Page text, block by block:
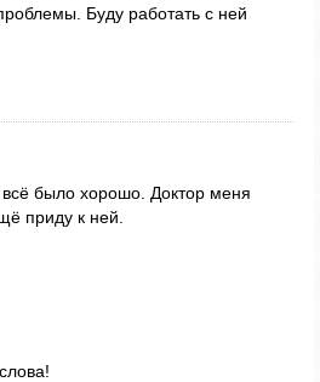
Буду работать с ней
было хорошо. Доктор меня
приду к ней.